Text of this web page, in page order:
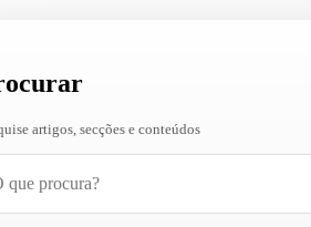
artigos, secções e conteúdos